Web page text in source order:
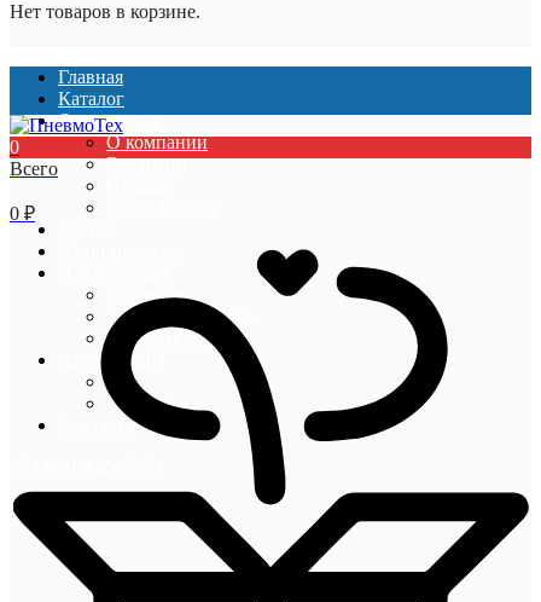
Нет товаров в корзине.
Главная
Каталог
О компании
О компании
Вакансии
Гарантии
Оплата и доставка
Акции и скидки
Информация
Блог
Новости
Контакты
0
Всего
0 ₽